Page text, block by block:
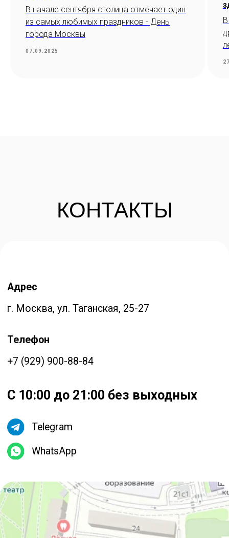
В начале сентября столица отмечает один
из самых любимых праздников - День
города Москвы
07.09.2025